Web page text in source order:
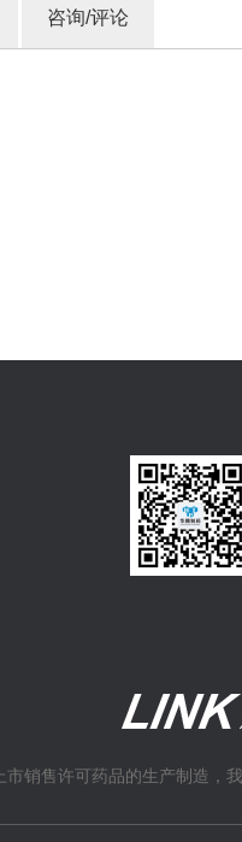
咨询/评论
销售许可药品的生产制造，